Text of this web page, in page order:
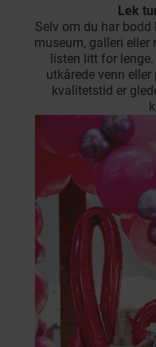
Lek
Selv om du har bodd
museum, galleri eller
listen litt for
utkårede venn
kvalitetstid er